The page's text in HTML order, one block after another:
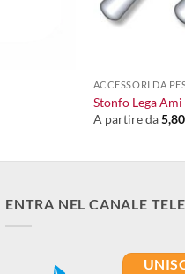
ACCESSORI DA
Stonfo Lega Ami
A partire da5,80
ENTRA NEL CANALE